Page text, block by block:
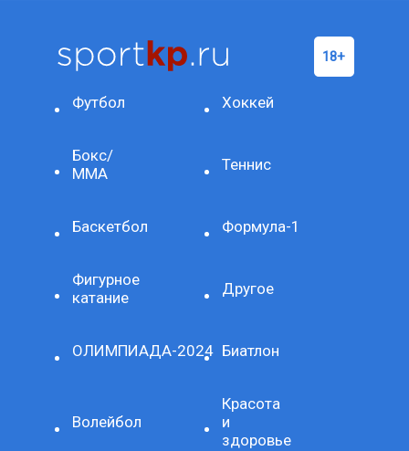
Футбол Хоккей
Бокс/
ММА
Теннис
Баскетбол Формула-1
Фигурное
катание
Другое
ОЛИМПИАДА-2024 Биатлон
Волейбол
Красота
и
здоровье